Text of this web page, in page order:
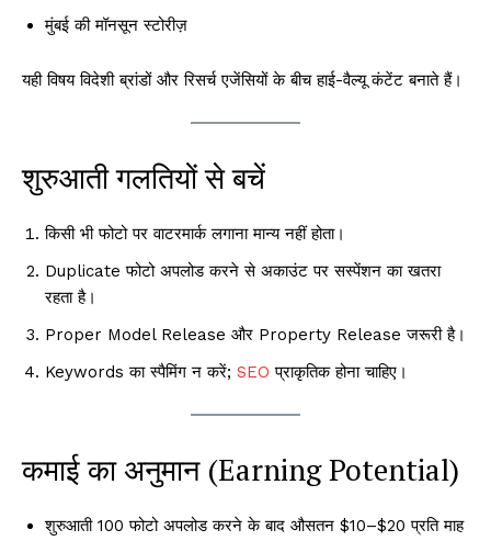
मुंबई की मॉनसून स्टोरीज़
यही विषय विदेशी ब्रांडों और रिसर्च एजेंसियों के बीच हाई-वैल्यू कंटेंट बनाते हैं।
शुरुआती गलतियों से बचें
किसी भी फोटो पर वाटरमार्क लगाना मान्य नहीं होता।
Duplicate फोटो अपलोड करने से अकाउंट पर सस्पेंशन का खतरा
रहता है।
Proper Model Release और Property Release जरूरी है।
Keywords का स्पैमिंग न करें; SEO प्राकृतिक होना चाहिए।
कमाई का अनुमान (Earning Potential)
शुरुआती 100 फोटो अपलोड करने के बाद औसतन $10–$20 प्रति माह